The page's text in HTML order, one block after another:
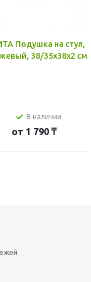
Подушка на стул,
38/35x38x2 см
В наличии
от 1 790 ₸